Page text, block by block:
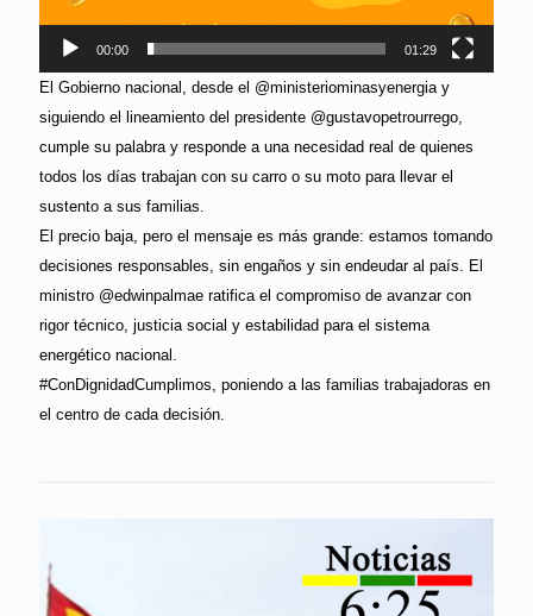
00:00 01:29
El Gobierno nacional, desde el @ministeriominasyenergia y
siguiendo el lineamiento del presidente @gustavopetrourrego,
cumple su palabra y responde a una necesidad real de quienes
todos los días trabajan con su carro o su moto para llevar el
sustento a sus familias.
El precio baja, pero el mensaje es más grande: estamos tomando
decisiones responsables, sin engaños y sin endeudar al país. El
ministro @edwinpalmae ratifica el compromiso de avanzar con
rigor técnico, justicia social y estabilidad para el sistema
energético nacional.
#ConDignidadCumplimos, poniendo a las familias trabajadoras en
el centro de cada decisión.